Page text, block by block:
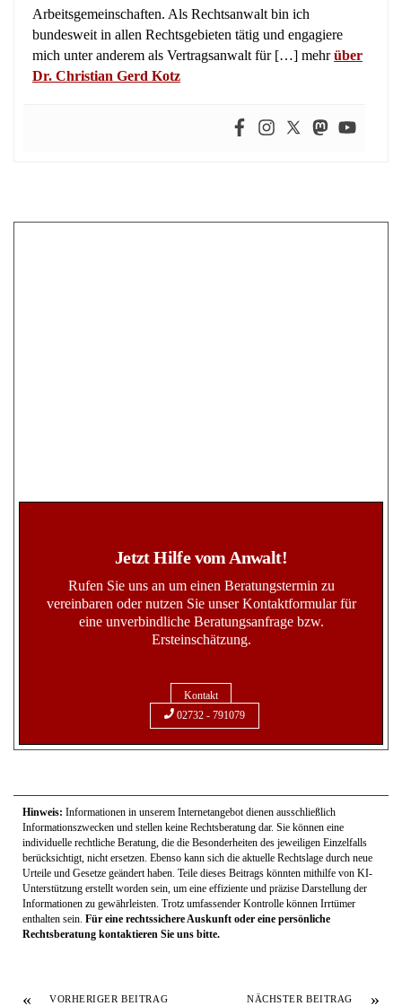
bundesweit in allen Rechtsgebieten tätig und engagiere
mich unter anderem als Vertragsanwalt für […] mehrüber
Dr. Christian Gerd Kotz
Rufen Sie uns an um einen Beratungstermin zu
vereinbaren oder nutzen Sie unser Kontaktformular für
eine unverbindliche Beratungsanfrage bzw.
Ersteinschätzung.
02732 - 791079
individuelle rechtliche Beratung, die die Besonderheiten des jeweiligen Einzelfalls
berücksichtigt, nicht ersetzen. Ebenso kann sich die aktuelle Rechtslage durch neue
Urteile und Gesetze geändert haben. Teile dieses Beitrags könnten mithilfe von KI-
Unterstützung erstellt worden sein, um eine effiziente und präzise Darstellung der
Informationen zu gewährleisten. Trotz umfassender Kontrolle können Irrtümer
enthalten sein. Für eine rechtssichere Auskunft oder eine persönliche
Rechtsberatung kontaktieren Sie uns bitte.
Partnerwerkstatt der